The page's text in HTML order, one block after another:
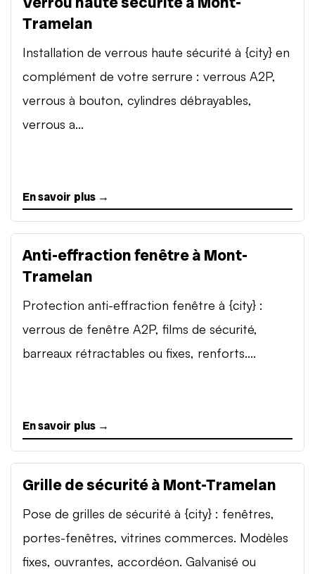
Tramelan
Installation de verrous haute sécurité à {city} en
complément de votre serrure : verrous A2P,
verrous à bouton, cylindres débrayables,
verrous a...
En savoir plus →
Anti-effraction fenêtre à Mont-
Tramelan
Protection anti-effraction fenêtre à {city} :
verrous de fenêtre A2P, films de sécurité,
barreaux rétractables ou fixes, renforts....
En savoir plus →
Grille de sécurité à Mont-Tramelan
Pose de grilles de sécurité à {city} : fenêtres,
portes-fenêtres, vitrines commerces. Modèles
fixes, ouvrantes, accordéon. Galvanisé ou